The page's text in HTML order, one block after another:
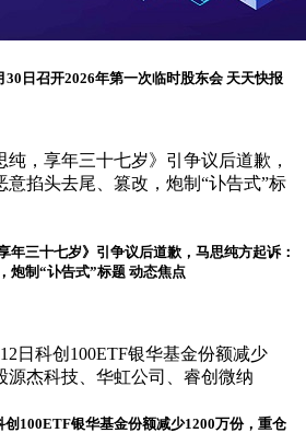
30日召开2026年第一次临时股东会 天天快报
年三十七岁》引争议后道歉，马思纯方起诉：
炮制“讣告式”标题 动态焦点
创100ETF银华基金份额减少1200万份，重仓